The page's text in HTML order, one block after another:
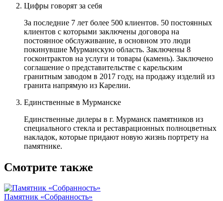
Цифры говорят за себя
За последние 7 лет более 500 клиентов. 50 постоянных
клиентов с которыми заключены договора на
постоянное обслуживание, в основном это люди
покинувшие Мурманскую область. Заключены 8
госконтрактов на услуги и товары (камень). Заключено
соглашение о представительстве с карельским
гранитным заводом в 2017 году, на продажу изделий из
гранита напрямую из Карелии.
Единственные в Мурманске
Единственные дилеры в г. Мурманск памятников из
специального стекла и реставрационных полноцветных
накладок, которые придают новую жизнь портрету на
памятнике.
Смотрите также
Памятник «Собранность»